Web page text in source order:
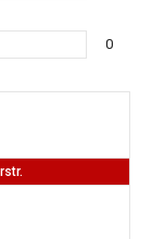
0